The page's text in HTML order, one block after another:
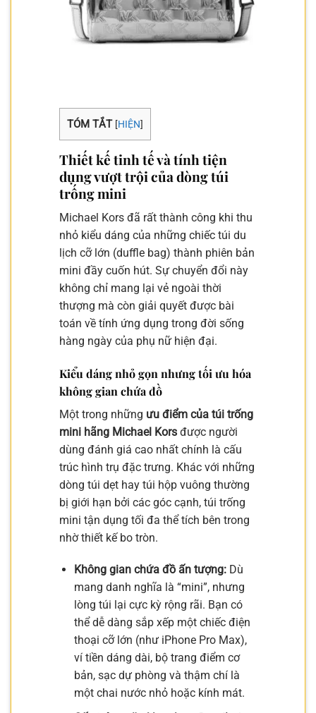
TÓM TẮT [HIỆN]
Thiết kế tinh tế và tính tiện
dụng vượt trội của dòng túi
trống mini
Michael Kors đã rất thành công khi thu
nhỏ kiểu dáng của những chiếc túi du
lịch cỡ lớn (duffle bag) thành phiên bản
mini đầy cuốn hút. Sự chuyển đổi này
không chỉ mang lại vẻ ngoài thời
thượng mà còn giải quyết được bài
toán về tính ứng dụng trong đời sống
hàng ngày của phụ nữ hiện đại.
Kiểu dáng nhỏ gọn nhưng tối ưu hóa
không gian chứa đồ
Một trong những ưu điểm của túi trống
mini hãng Michael Kors được người
dùng đánh giá cao nhất chính là cấu
trúc hình trụ đặc trưng. Khác với những
dòng túi dẹt hay túi hộp vuông thường
bị giới hạn bởi các góc cạnh, túi trống
mini tận dụng tối đa thể tích bên trong
nhờ thiết kế bo tròn.
Không gian chứa đồ ấn tượng:Dù
mang danh nghĩa là “mini”, nhưng
lòng túi lại cực kỳ rộng rãi. Bạn có
thể dễ dàng sắp xếp một chiếc điện
thoại cỡ lớn (như iPhone Pro Max),
ví tiền dáng dài, bộ trang điểm cơ
bản, sạc dự phòng và thậm chí là
một chai nước nhỏ hoặc kính mát.